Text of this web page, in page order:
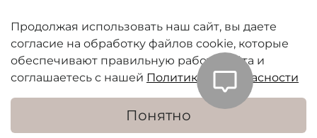
Продолжая использовать наш сайт, вы даете
согласие на обработку файлов cookie, которые
обеспечивают правильную работу сайта и
соглашаетесь с нашей Политикой безопасности
Понятно